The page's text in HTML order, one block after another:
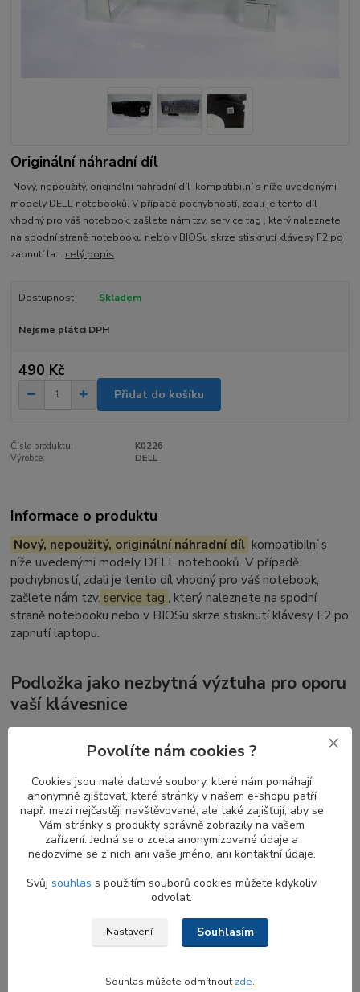
Originální náhradní díl
Nový, nepoužitý, originální náhradní díl kompatibilní s níže uvedenými
modely DELL notebooků. V případě pochybností, zdali je tento díl
vhodný pro váš notebook, zašlete nám tzv. service tag , který naleznete
na spodní straně notebooku nebo v BIOSu skrze stisknutí klávesy F2 po
zapnutí la... celý popis
Dostupnost Skladem
Nejsme plátci DPH
490 Kč
Přidat do košíku
Číslo produktu:
K0226
Výrobce:
DELL
Informace o produktu
Nový, nepoužitý, originální náhradní díl kompatibilní s
níže uvedenými modely DELL notebooků. V případě
pochybností, zdali je tento díl vhodný pro váš notebook,
zašlete nám tzv. service tag , který naleznete na spodní
straně notebooku nebo v BIOSu skrze stisknutí klávesy F2 po
zapnutí laptopu.
Podložka jako nezbytná výztuha pro oporu
vaší klávesnice
keyboard plate či bracket,
keyboard support plate assembly) je vyroben z kvalitního
Primárním účelem této plechové podložky je zajistit, aby byla
interní klávesnice pevně a bezpečně upevněna v notebooku.
Neméně důležitý bod představuje také zesílení její strukturální
pevnosti, aby se zabránilo nepříjemným deformacím, které by
mohly vzniknout při intenzivním stisku a namáhání kláves.
Podpora klávesnice pro ochranu tištěných
tištěných obvodů jednotlivých komponentů nezbytností. Tento
Povolíte nám cookies ?
Cookies jsou malé datové soubory, které nám pomáhají
anonymně zjišťovat, které stránky v našem e-shopu patří
např. mezi nejčastěji navštěvované, ale také zajišťují, aby se
Vám stránky s produkty správně zobrazily na vašem
zařízení. Jedná se o zcela anonymizované údaje a
nedozvíme se z nich ani vaše jméno, ani kontaktní údaje.
Svůj souhlas s použitím souborů cookies můžete kdykoliv
odvolat.
Nastavení Souhlasím
Souhlas můžete odmítnout zde.